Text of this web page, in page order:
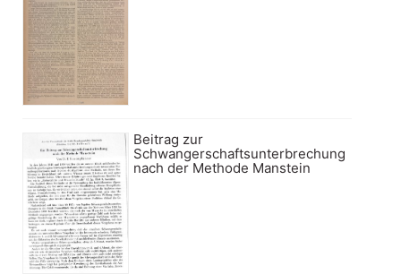
Beitrag zur
Schwangerschaftsunterbrechung
nach der Methode Manstein